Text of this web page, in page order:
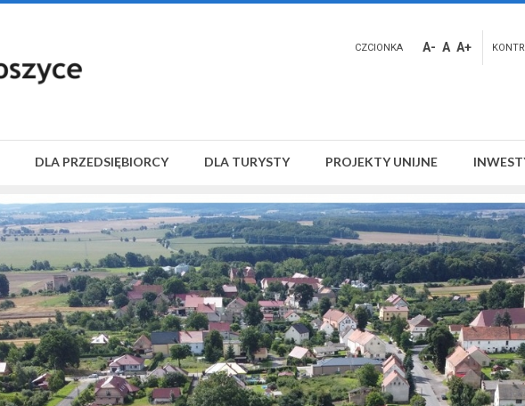
CZCIONKA A- A A+
DLA PRZEDSIĘBIORCY DLA TURYSTY PROJEKTY UNIJNE